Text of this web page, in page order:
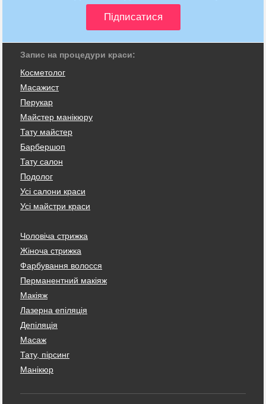
Запис на процедури краси:
Косметолог
Масажист
Перукар
Майстер манікюру
Тату майстер
Барбершоп
Тату салон
Подолог
Усі салони краси
Усі майстри краси
Чоловіча стрижка
Жіноча стрижка
Фарбування волосся
Перманентний макіяж
Макіяж
Лазерна епіляція
Депіляція
Масаж
Тату, пірсинг
Манікюр